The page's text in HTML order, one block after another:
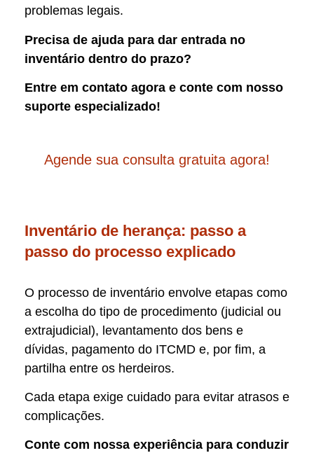
problemas legais.
Precisa de ajuda para dar entrada no
inventário dentro do prazo?
Entre em contato agora e conte com nosso
suporte especializado!
Agende sua consulta gratuita agora!
Inventário de herança: passo a
passo do processo explicado
O processo de inventário envolve etapas como
a escolha do tipo de procedimento (judicial ou
extrajudicial), levantamento dos bens e
dívidas, pagamento do ITCMD e, por fim, a
partilha entre os herdeiros.
Cada etapa exige cuidado para evitar atrasos e
complicações.
Conte com nossa experiência para conduzir